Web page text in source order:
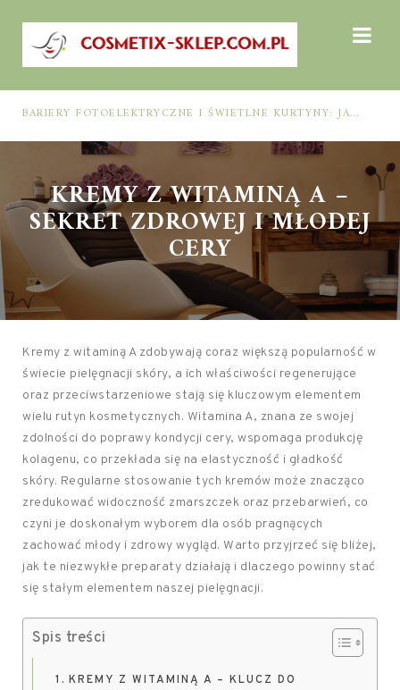
BARIERY FOTOELEKTRYCZNE I ŚWIETLNE KURTYNY: JAK DOBRAĆ ROZWIĄZANIE DO BEZPIECZEŃSTWA FUNKCJONALNEGO (MUTING, BLANKING, TYP 2 I TYP 4)
KREMY Z WITAMINĄ A –
SEKRET ZDROWEJ I MŁODEJ
CERY
Kremy z witaminą A zdobywają coraz większą popularność w
świecie pielęgnacji skóry, a ich właściwości regenerujące
oraz przeciwstarzeniowe stają się kluczowym elementem
wielu rutyn kosmetycznych. Witamina A, znana ze swojej
zdolności do poprawy kondycji cery, wspomaga produkcję
kolagenu, co przekłada się na elastyczność i gładkość
skóry. Regularne stosowanie tych kremów może znacząco
zredukować widoczność zmarszczek oraz przebarwień, co
czyni je doskonałym wyborem dla osób pragnących
zachować młody i zdrowy wygląd. Warto przyjrzeć się bliżej,
jak te niezwykłe preparaty działają i dlaczego powinny stać
się stałym elementem naszej pielęgnacji.
Spis treści
KREMY Z WITAMINĄ A – KLUCZ DO